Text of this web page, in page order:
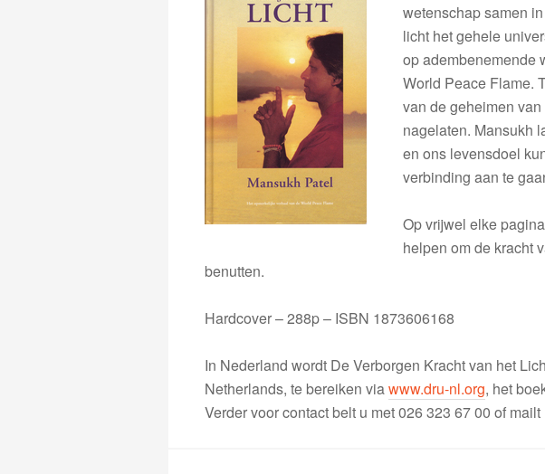
wetenschap samen
licht het gehele
op adembenemende
World Peace Flame.
van de geheimen
nagelaten. Mansukh
en ons levensdoel
verbinding aan te
Op vrijwel elke
helpen om de kracht
benutten.
Hardcover – 288p – ISBN 1873606168
In Nederland wordt De Verborgen Kracht van het
Netherlands, te bereiken viawww.dru-nl.org, het
Verder voor contact belt u met 026 323 67 00 of